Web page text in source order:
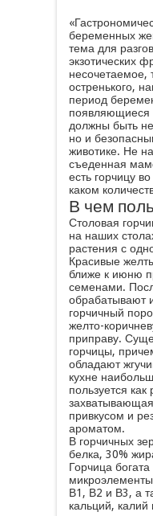
беременных
тема для
экзотических
несочетаемое,
остренького,
период
появляющиеся
должны быть
но и
животике. Не
съеденная
есть горчицу
каком
В чем
Столовая
на наших
растения с
Красивые
ближе к июню
семенами.
обрабатывают
горчичный
желто-
приправу.
горчицы,
обладают
кухне
пользуется как
привкусом и
ароматом.
В горчичных
белка, 30%
Горчица
В1, В2 и В3, а
кальций,